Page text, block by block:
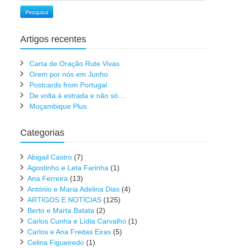
Pesquisa
Artigos recentes
Carta de Oração Rute Vivas
Orem por nós em Junho
Postcards from Portugal
De volta à estrada e não só…
Moçambique Plus
Categorias
Abigail Castro (7)
Agostinho e Leta Farinha (1)
Ana Ferreira (13)
António e Maria Adelina Dias (4)
ARTIGOS E NOTÍCIAS (125)
Berto e Marta Batata (2)
Carlos Cunha e Lídia Carvalho (1)
Carlos e Ana Freitas Eiras (5)
Celina Figueiredo (1)